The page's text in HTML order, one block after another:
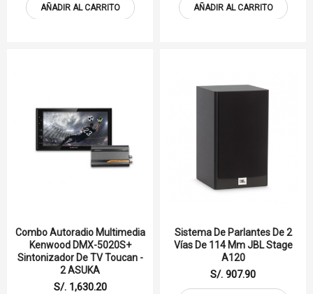
AÑADIR AL CARRITO AÑADIR AL CARRITO
Combo Autoradio Multimedia
Kenwood DMX-5020S+
Sintonizador De TV Toucan -
2 ASUKA
S/. 1,630.20
Sistema De Parlantes De 2
Vías De 114 Mm JBL Stage
A120
S/. 907.90